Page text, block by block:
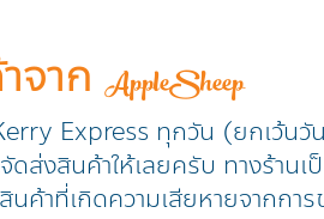
จาก AppleSheep
Express ทุกวัน (ยกเว้นวั
จัดส่งสินค้าให้เลยครับ ทางร้
ค้าที่เกิดความเสียหายจากกา